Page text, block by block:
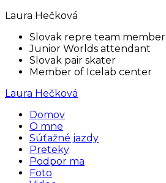
Laura Hečková
Slovak repre team member
Junior Worlds attendant
Slovak pair skater
Member of Icelab center
Laura Hečková
Domov
O mne
Súťažné jazdy
Preteky
Podpor ma
Foto